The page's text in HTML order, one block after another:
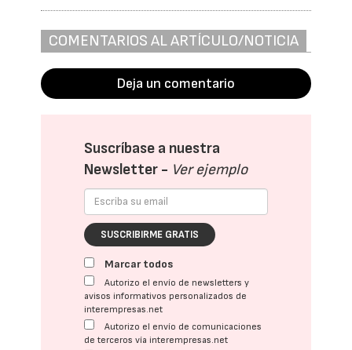
COMENTARIOS AL ARTÍCULO/NOTICIA
Deja un comentario
Suscríbase a nuestra
Newsletter - Ver ejemplo
SUSCRIBIRME GRATIS
Marcar todos
Autorizo el envío de newsletters y
avisos informativos personalizados de
interempresas.net
Autorizo el envío de comunicaciones
de terceros vía interempresas.net